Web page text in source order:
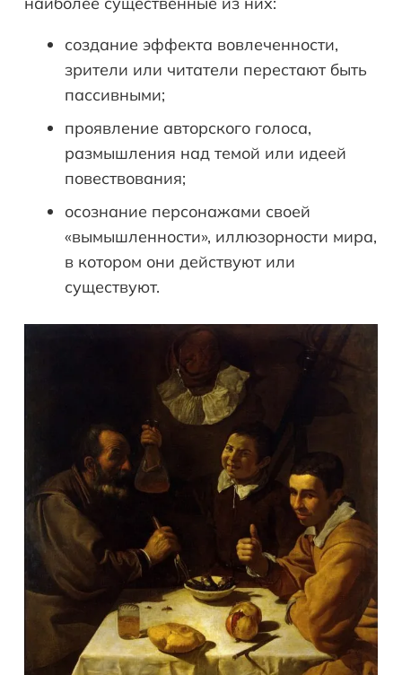
создание эффекта вовлеченности,
зрители или читатели перестают быть
пассивными;
проявление авторского голоса,
размышления над темой или идеей
повествования;
осознание персонажами своей
«вымышленности», иллюзорности мира,
в котором они действуют или
существуют.